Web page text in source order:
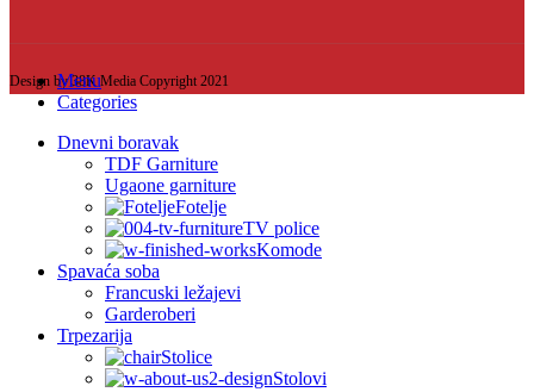
Design by 38K Media Copyright 2021
Menu
Categories
Dnevni boravak
TDF Garniture
Ugaone garniture
Fotelje
TV police
Komode
Spavaća soba
Francuski ležajevi
Garderoberi
Trpezarija
Stolice
Stolovi